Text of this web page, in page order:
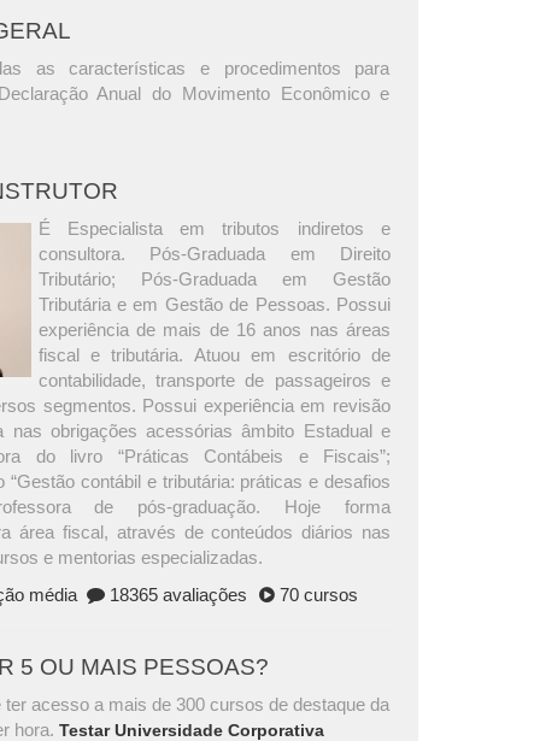
as características e procedimentos para
Anual do Movimento Econômico e
É Especialista em tributos indiretos e
consultora. Pós-Graduada em Direito
Tributário; Pós-Graduada em Gestão
Tributária e em Gestão de Pessoas. Possui
experiência de mais de 16 anos nas áreas
fiscal e tributária. Atuou em escritório de
contabilidade, transporte de passageiros e
segmentos. Possui experiência em revisão
nas obrigações acessórias âmbito Estadual e
do livro “Práticas Contábeis e Fiscais”;
“Gestão contábil e tributária: práticas e desafios
de pós-graduação. Hoje forma
área fiscal, através de conteúdos diários nas
e mentorias especializadas.
média
18365 avaliações 70 cursos
5 OU MAIS PESSOAS?
ter acesso a mais de 300 cursos de destaque da
hora.Testar Universidade Corporativa